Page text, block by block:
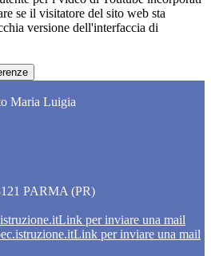
se il visitatore del sito web sta
versione dell'interfaccia di
Maria Luigia
PARMA (PR)
Link per inviare una mail
Link per inviare una mail